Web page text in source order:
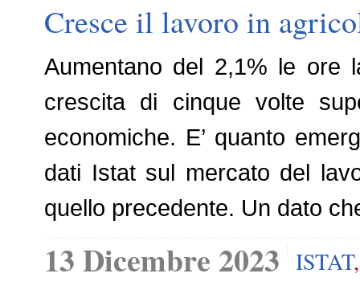
Cresce il lavoro in
Aumentano del 2,1% le ore
crescita di cinque volte
economiche. E’ quanto
dati Istat sul mercato del
quello precedente. Un dato
13 Dicembre 2023 ISTAT